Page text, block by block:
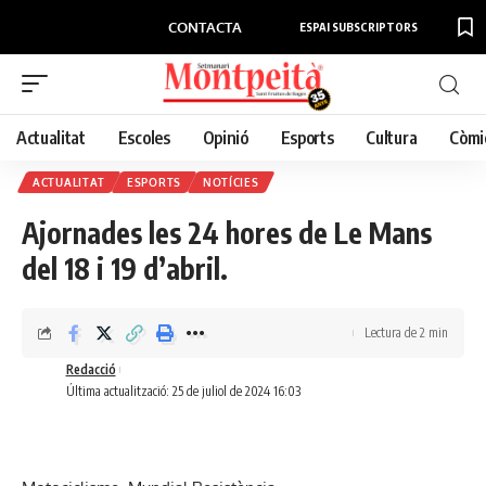
CONTACTA ESPAI SUBSCRIPTORS
Actualitat Escoles Opinió Esports Cultura
ACTUALITAT ESPORTS NOTÍCIES
Ajornades les 24 hores de Le Mans
del 18 i 19 d’abril.
Última actualització: 25 de juliol de 2024 16:03
Redacció
Lectura de 2 min